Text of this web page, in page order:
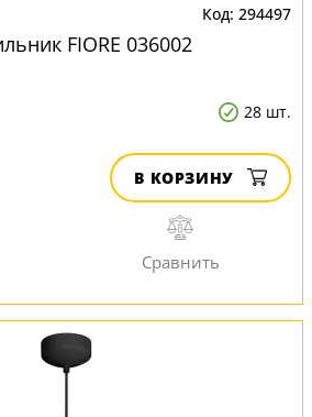
294497
FIORE 036002
28 шт.
В КОРЗИНУ